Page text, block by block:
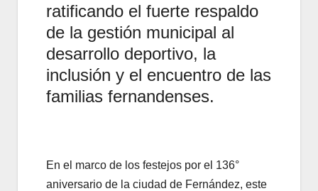
ratificando el fuerte respaldo
de la gestión municipal al
desarrollo deportivo, la
inclusión y el encuentro de las
familias fernandenses.
En el marco de los festejos por el 136°
aniversario de la ciudad de Fernández, este